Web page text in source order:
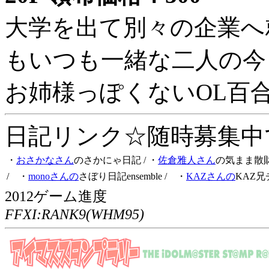
大学を出て別々の企業
もいつも一緒な二人の
お姉様っぽくないOL百
日記リンク☆随時募集
・ おさかなさんのさかにゃ日記 / ・ 佐倉雅人さんの気まま散
/ ・ monoさんのさぼり日記ensemble / ・ KAZさんのKAZ兄
2012ゲーム進度
FFXI:RANK9(WHM95)